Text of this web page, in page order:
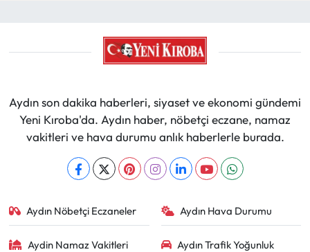
Aydın son dakika haberleri, siyaset ve ekonomi gündemi
Yeni Kıroba'da. Aydın haber, nöbetçi eczane, namaz
vakitleri ve hava durumu anlık haberlerle burada.
Aydın Nöbetçi Eczaneler Aydın Hava Durumu
Aydin Namaz Vakitleri
Aydın Trafik Yoğunluk